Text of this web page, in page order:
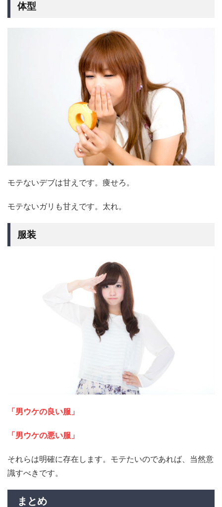
体型
モテないデブは甘えです。痩せろ。
モテないガリも甘えです。太れ。
服装
「男ウケの良い服」
「男ウケの悪い服」
それらは明確に存在します。モテたいのであれば、当然意
識すべきです。
まとめ